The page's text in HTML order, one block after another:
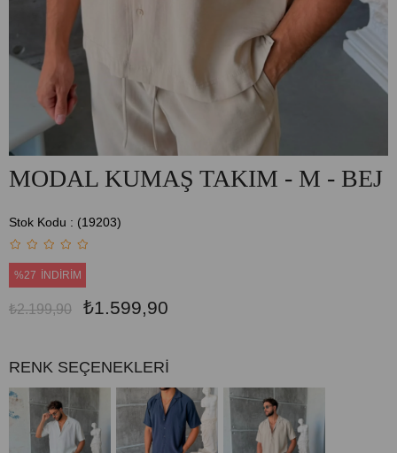
MODAL KUMAŞ TAKIM - M - BEJ
Stok Kodu (19203)
%27 İNDIRIM
₺2.199,90 ₺1.599,90
RENK SEÇENEKLERİ